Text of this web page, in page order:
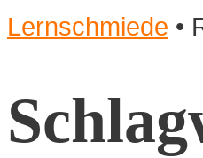
Lernschmiede •